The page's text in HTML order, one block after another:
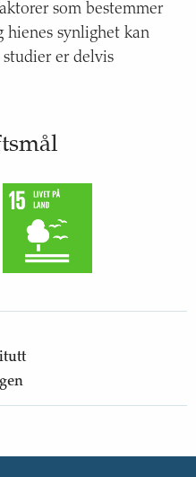
som bestemmer
synlighet kan
er delvis
FNs
bærekraftsmål
land